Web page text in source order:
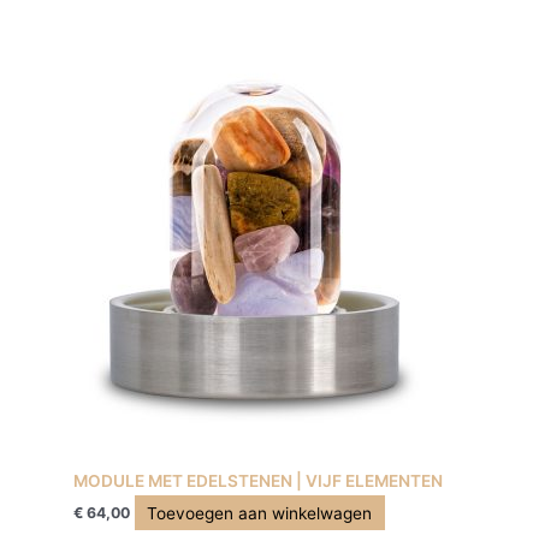
MODULE MET EDELSTENEN | VIJF ELEMENTEN
€ 64,00 Toevoegen aan winkelwagen